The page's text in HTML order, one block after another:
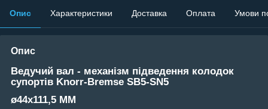
Опис Характеристики Доставка Оплата Умови
Опис
Ведучий вал - механізм підведення колодок
супортів Knorr-Bremse SB5-SN5
ø44x111,5 MM